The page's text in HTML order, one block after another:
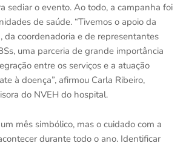
sediar o evento. Ao todo, a campanha foi
de saúde. “Tivemos o apoio da
da coordenadoria e de representantes
uma parceria de grande importância
entre os serviços e a atuação
à doença”, afirmou Carla Ribeiro,
do NVEH do hospital.
mês simbólico, mas o cuidado com a
durante todo o ano. Identificar